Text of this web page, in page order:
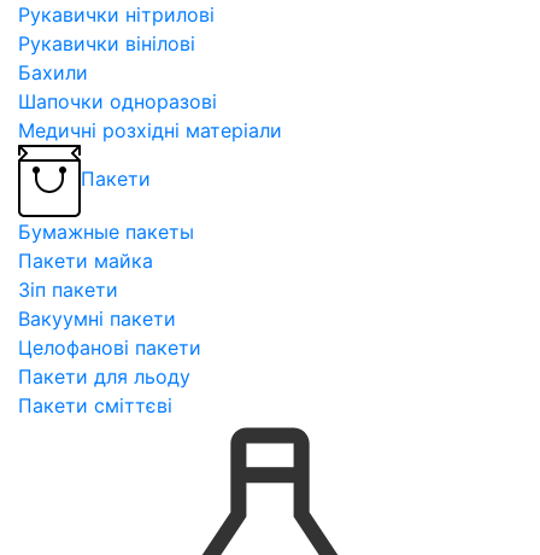
Рукавички нітрилові
Рукавички вінілові
Бахили
Шапочки одноразові
Медичні розхідні матеріали
Пакети
Бумажные пакеты
Пакети майка
Зіп пакети
Вакуумні пакети
Целофанові пакети
Пакети для льоду
Пакети сміттєві